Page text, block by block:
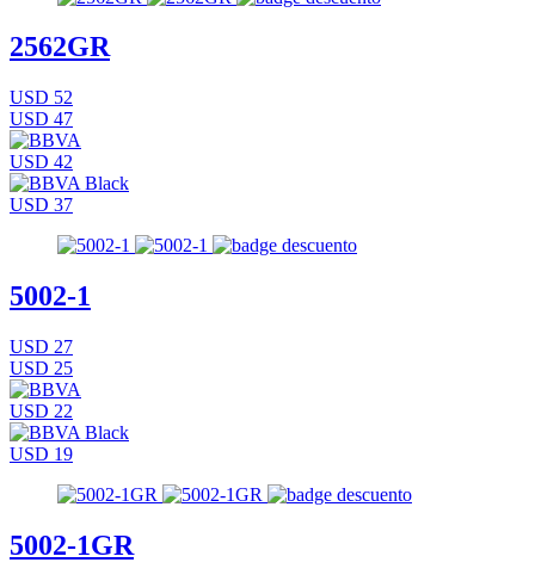
2562GR
USD 52
USD 47
USD 42
USD 37
5002-1
USD 27
USD 25
USD 22
USD 19
5002-1GR